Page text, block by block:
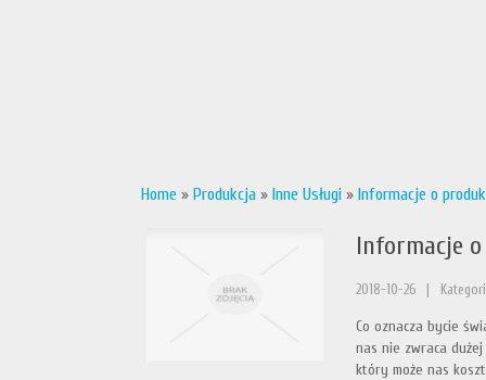
Home » Produkcja » Inne Usługi » Informacje o
Informacje
2018-10-26
Co oznacza bycie
nas nie zwraca
który może nas